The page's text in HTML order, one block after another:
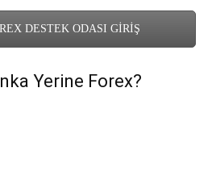
DESTEK ODASI GİRİŞ
Yerine Forex?